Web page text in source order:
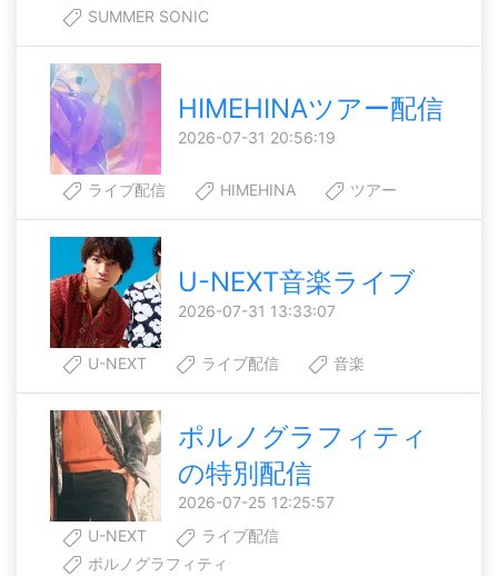
SUMMER SONIC
HIMEHINAツアー配信
2026-07-31 20:56:19
ライブ配信 HIMEHINA ツアー
U-NEXT音楽ライブ
2026-07-31 13:33:07
U-NEXT ライブ配信 音楽
ポルノグラフィティ
の特別配信
2026-07-25 12:25:57
U-NEXT
ライブ配信
ポルノグラフィティ